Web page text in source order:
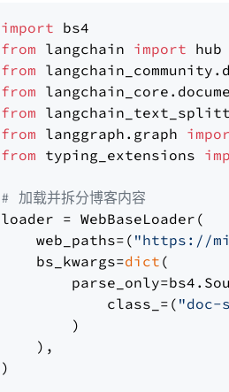
import
from langchain import
from
from
from
from langgraph.graph
from typing_extensions
# 加载并拆分博客内容
loader = WebBaseLoader(
    web_paths=(
"https://
    bs_kwargs=
dict (
            class_=(
"doc-
        )
    ),
)